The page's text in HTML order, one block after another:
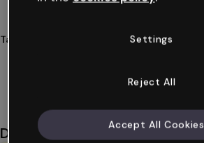
Tags
Das könnte dir auch gefallen
Settings
Reject All
Accept All Cookies